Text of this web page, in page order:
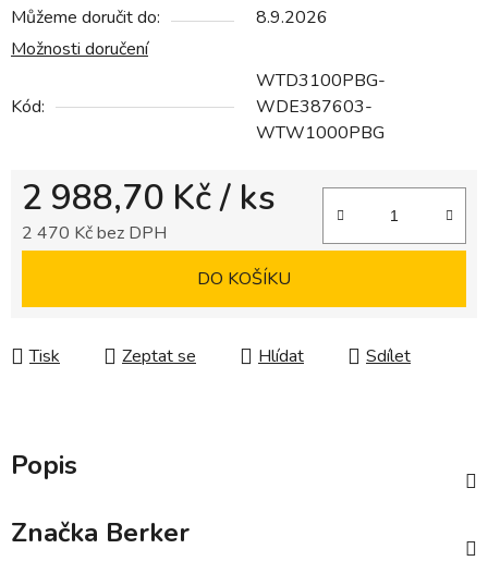
Můžeme doručit do:
8.9.2026
Možnosti doručení
Kód:
WTD3100PBG-
WDE387603-
WTW1000PBG
2 988,70 Kč/ ks
2 470 Kč bez DPH
DO KOŠÍKU
Tisk Zeptat se Hlídat Sdílet
Popis
Značka Berker